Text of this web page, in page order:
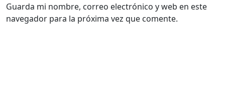
Guarda mi nombre, correo electrónico y web en este
navegador para la próxima vez que comente.